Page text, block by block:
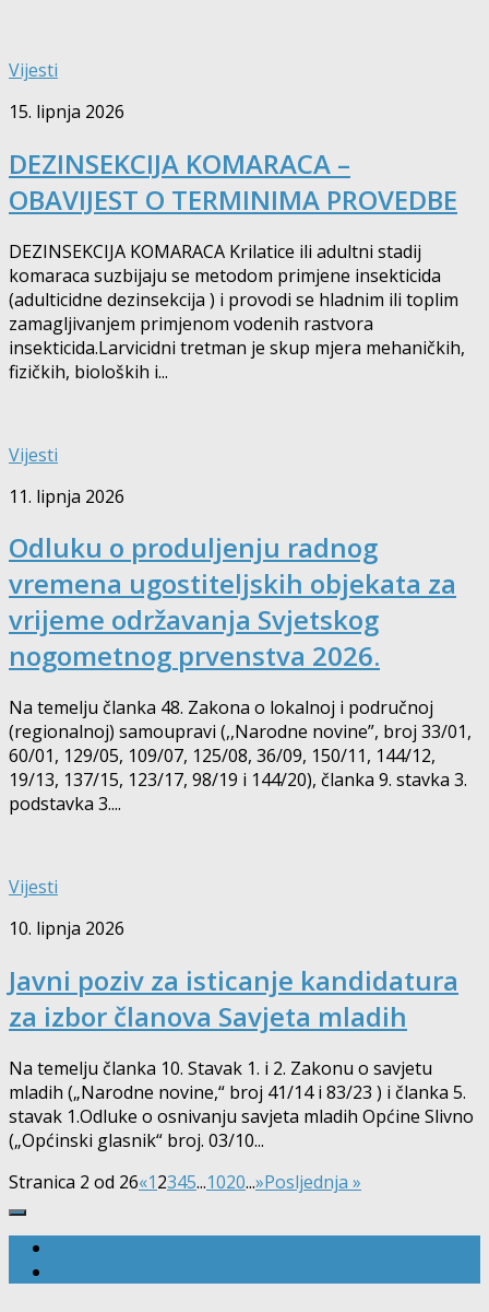
Vijesti
15. lipnja 2026
DEZINSEKCIJA KOMARACA –
OBAVIJEST O TERMINIMA PROVEDBE
DEZINSEKCIJA KOMARACA Krilatice ili adultni stadij
komaraca suzbijaju se metodom primjene insekticida
(adulticidne dezinsekcija ) i provodi se hladnim ili toplim
zamagljivanjem primjenom vodenih rastvora
insekticida.Larvicidni tretman je skup mjera mehaničkih,
fizičkih, bioloških i...
Vijesti
11. lipnja 2026
Odluku o produljenju radnog
vremena ugostiteljskih objekata za
vrijeme održavanja Svjetskog
nogometnog prvenstva 2026.
Na temelju članka 48. Zakona o lokalnoj i područnoj
(regionalnoj) samoupravi (,,Narodne novine”, broj 33/01,
60/01, 129/05, 109/07, 125/08, 36/09, 150/11, 144/12,
19/13, 137/15, 123/17, 98/19 i 144/20), članka 9. stavka 3.
podstavka 3....
Vijesti
10. lipnja 2026
Javni poziv za isticanje kandidatura
za izbor članova Savjeta mladih
Na temelju članka 10. Stavak 1. i 2. Zakonu o savjetu
mladih („Narodne novine,“ broj 41/14 i 83/23 ) i članka 5.
stavak 1.Odluke o osnivanju savjeta mladih Općine Slivno
(„Općinski glasnik“ broj. 03/10...
Stranica 2 od 26«12345...1020...»Posljednja »